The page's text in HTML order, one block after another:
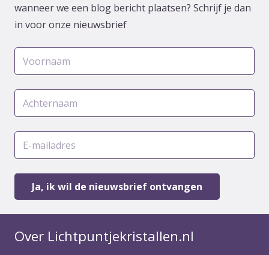
wanneer we een blog bericht plaatsen? Schrijf je dan
in voor onze nieuwsbrief
Over Lichtpuntjekristallen.nl